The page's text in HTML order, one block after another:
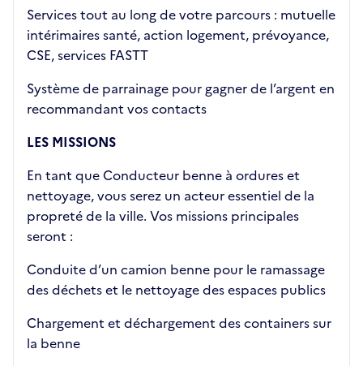
Services tout au long de votre parcours : mutuelle
intérimaires santé, action logement, prévoyance,
CSE, services FASTT
Système de parrainage pour gagner de l’argent en
recommandant vos contacts
LES MISSIONS
En tant que Conducteur benne à ordures et
nettoyage, vous serez un acteur essentiel de la
propreté de la ville. Vos missions principales
seront :
Conduite d’un camion benne pour le ramassage
des déchets et le nettoyage des espaces publics
Chargement et déchargement des containers sur
la benne